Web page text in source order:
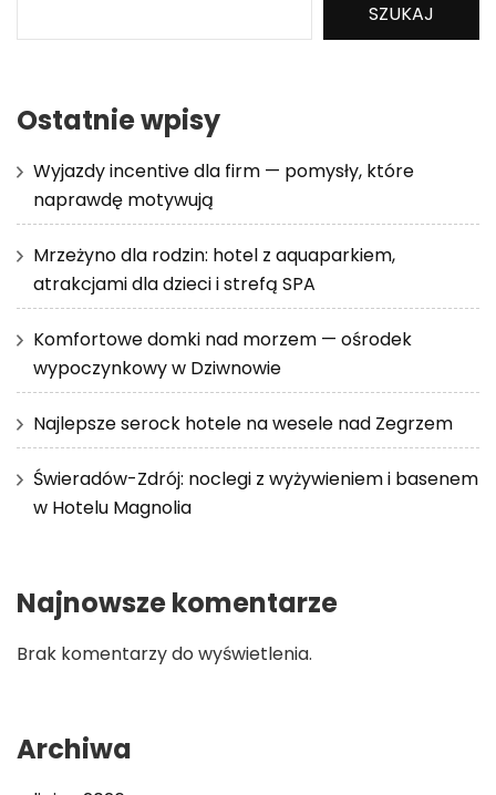
SZUKAJ
Ostatnie wpisy
Wyjazdy incentive dla firm — pomysły, które
naprawdę motywują
Mrzeżyno dla rodzin: hotel z aquaparkiem,
atrakcjami dla dzieci i strefą SPA
Komfortowe domki nad morzem — ośrodek
wypoczynkowy w Dziwnowie
Najlepsze serock hotele na wesele nad Zegrzem
Świeradów-Zdrój: noclegi z wyżywieniem i basenem
w Hotelu Magnolia
Najnowsze komentarze
Brak komentarzy do wyświetlenia.
Archiwa